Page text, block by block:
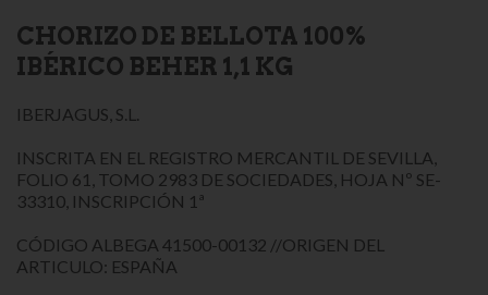
CHORIZO DE BELLOTA 100%
IBÉRICO BEHER 1,1 KG
IBERJAGUS, S.L.
INSCRITA EN EL REGISTRO MERCANTIL DE SEVILLA,
FOLIO 61, TOMO 2983 DE SOCIEDADES, HOJA Nº SE-
33310, INSCRIPCIÓN 1ª
CÓDIGO ALBEGA 41500-00132 //ORIGEN DEL
ARTICULO: ESPAÑA